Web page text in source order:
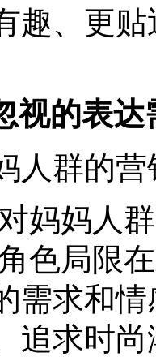
趣、更
视的表
人群的
妈妈人
色局限
需求和
追求时